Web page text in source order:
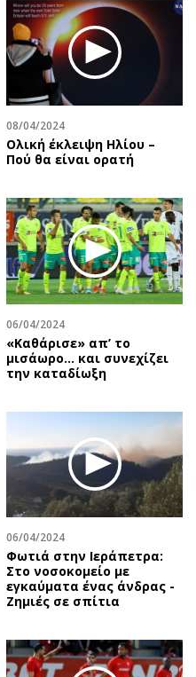
08/04/2024
Ολική έκλειψη Ηλίου –
Πού θα είναι ορατή
06/04/2024
«Καθάρισε» απ’ το
μισάωρο… και συνεχίζει
την καταδίωξη
06/04/2024
Φωτιά στην Ιεράπετρα:
Στο νοσοκομείο με
εγκαύματα ένας άνδρας -
Ζημιές σε σπίτια